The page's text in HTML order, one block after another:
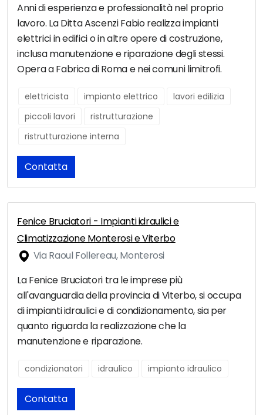
Anni di esperienza e professionalità nel proprio
lavoro. La Ditta Ascenzi Fabio realizza impianti
elettrici in edifici o in altre opere di costruzione,
inclusa manutenzione e riparazione degli stessi.
Opera a Fabrica di Roma e nei comuni limitrofi.
elettricista impianto elettrico
lavori edilizia
piccoli lavori
ristrutturazione
ristrutturazione interna
Contatta
Fenice Bruciatori - Impianti idraulici e
Climatizzazione Monterosi e Viterbo
Via Raoul Follereau, Monterosi
La Fenice Bruciatori tra le imprese più
all'avanguardia della provincia di Viterbo, si occupa
di impianti idraulici e di condizionamento, sia per
quanto riguarda la realizzazione che la
manutenzione e riparazione.
condizionatori idraulico impianto idraulico
Contatta